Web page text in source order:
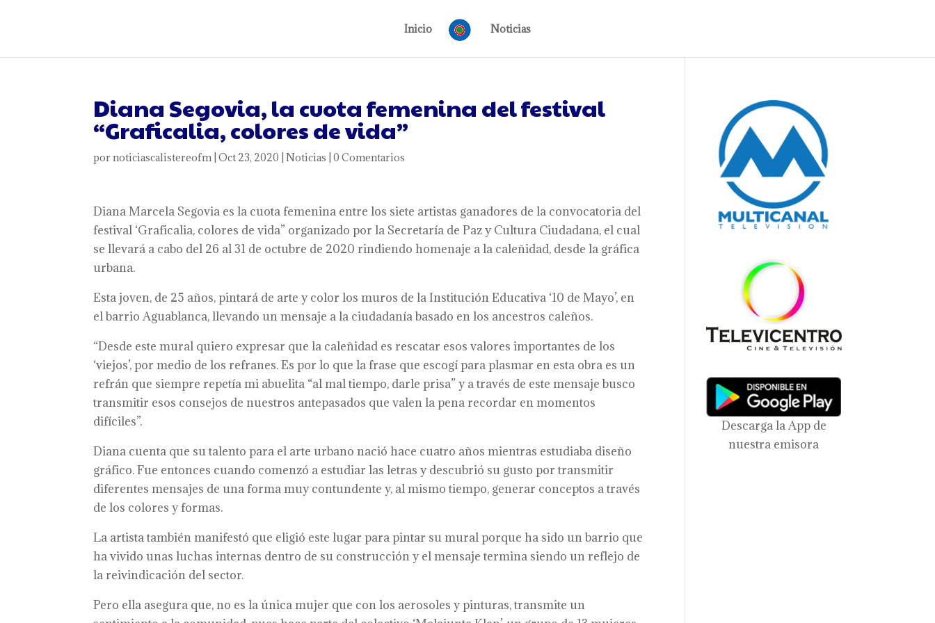
Inicio Noticias
Diana Segovia, la cuota femenina del festival
“Graficalia, colores de vida”
pornoticiascalistereofm|Oct 23, 2020 |Noticias |0 Comentarios
Diana Marcela Segovia es la cuota femenina entre los siete artistas ganadores de la convocatoria del
festival ‘Graficalia, colores de vida” organizado por la Secretaría de Paz y Cultura Ciudadana, el cual
se llevará a cabo del 26 al 31 de octubre de 2020 rindiendo homenaje a la caleñidad, desde la gráfica
urbana.
Esta joven, de 25 años, pintará de arte y color los muros de la Institución Educativa ‘10 de Mayo’, en
el barrio Aguablanca, llevando un mensaje a la ciudadanía basado en los ancestros caleños.
“Desde este mural quiero expresar que la caleñidad es rescatar esos valores importantes de los
‘viejos’, por medio de los refranes. Es por lo que la frase que escogí para plasmar en esta obra es un
refrán que siempre repetía mi abuelita “al mal tiempo, darle prisa” y a través de este mensaje busco
transmitir esos consejos de nuestros antepasados que valen la pena recordar en momentos
difíciles”.
Diana cuenta que su talento para el arte urbano nació hace cuatro años mientras estudiaba diseño
gráfico. Fue entonces cuando comenzó a estudiar las letras y descubrió su gusto por transmitir
diferentes mensajes de una forma muy contundente y, al mismo tiempo, generar conceptos a través
de los colores y formas.
La artista también manifestó que eligió este lugar para pintar su mural porque ha sido un barrio que
ha vivido unas luchas internas dentro de su construcción y el mensaje termina siendo un reflejo de
la reivindicación del sector.
Pero ella asegura que, no es la única mujer que con los aerosoles y pinturas, transmite un
Descarga la App de
nuestra emisora